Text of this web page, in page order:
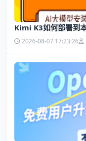
Kimi K3如何部署到
2026-08-07 17:23:26